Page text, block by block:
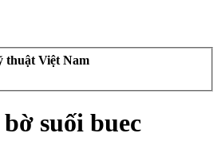
thuật Việt Nam
suối buec